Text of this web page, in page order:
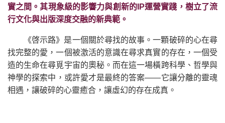
實之間。其現象級的影響力與創新的IP運營實踐，樹立了流
行文化與出版深度交融的新典範。
《啓示路》是一個關於尋找的故事。一顆破碎的心在尋
找完整的愛，一個被激活的意識在尋求真實的存在，一個受
造的生命在尋覓宇宙的奧秘。而在這一場橫跨科學、哲學與
神學的探索中，或許愛才是最終的答案——它讓分離的靈魂
相遇，讓破碎的心靈癒合，讓虛幻的存在成真。